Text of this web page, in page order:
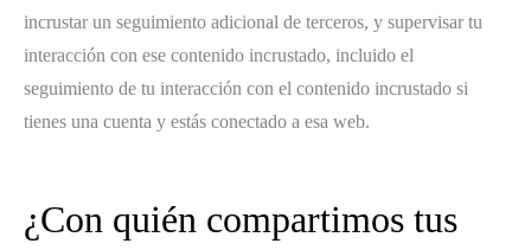
incrustar un seguimiento adicional de terceros, y supervisar tu
interacción con ese contenido incrustado, incluido el
seguimiento de tu interacción con el contenido incrustado si
tienes una cuenta y estás conectado a esa web.
¿Con quién compartimos tus